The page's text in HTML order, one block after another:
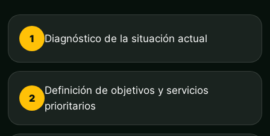
1 Diagnóstico de la situación actual
2
Definición de objetivos y servicios
prioritarios